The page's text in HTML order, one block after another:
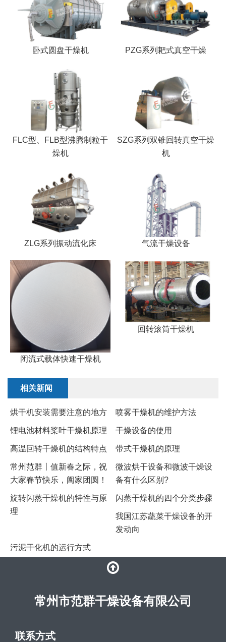
卧式圆盘干燥机 PZG系列耙式真空干燥
FLC型、FLB型沸腾制粒干
燥机
SZG系列双锥回转真空干燥
机
ZLG系列振动流化床 气流干燥设备
闭流式载体快速干燥机
回转滚筒干燥机
相关新闻
烘干机安装需要注意的地方 喷雾干燥机的维护方法
锂电池材料桨叶干燥机原理 干燥设备的使用
高温回转干燥机的结构特点 带式干燥机的原理
常州范群丨值新春之际，祝
大家春节快乐，阖家团圆！
微波烘干设备和微波干燥设
备有什么区别?
旋转闪蒸干燥机的特性与原
理
闪蒸干燥机的四个分类步骤
我国江苏蔬菜干燥设备的开
发动向
污泥干化机的运行方式
常州市范群干燥设备有限公司
联系方式